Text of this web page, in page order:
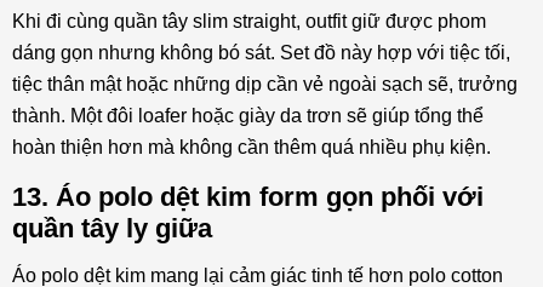
Khi đi cùng quần tây slim straight, outfit giữ được phom
dáng gọn nhưng không bó sát. Set đồ này hợp với tiệc tối,
tiệc thân mật hoặc những dịp cần vẻ ngoài sạch sẽ, trưởng
thành. Một đôi loafer hoặc giày da trơn sẽ giúp tổng thể
hoàn thiện hơn mà không cần thêm quá nhiều phụ kiện.
13. Áo polo dệt kim form gọn phối với
quần tây ly giữa
Áo polo dệt kim mang lại cảm giác tinh tế hơn polo cotton